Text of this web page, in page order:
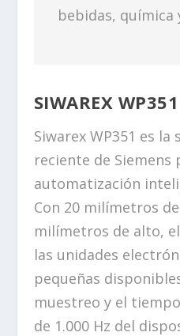
bebidas, química
SIWAREX
Siwarex WP351 es la
reciente de Siemens
automatización
Con 20 milímetros
milímetros de alto,
las unidades
pequeñas
muestreo y el
de 1.000 Hz del